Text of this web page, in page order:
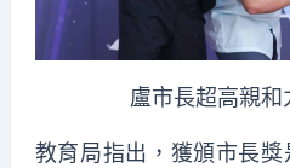
盧市長超高親和
教育局指出，獲頒市長